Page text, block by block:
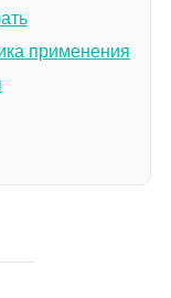
применения